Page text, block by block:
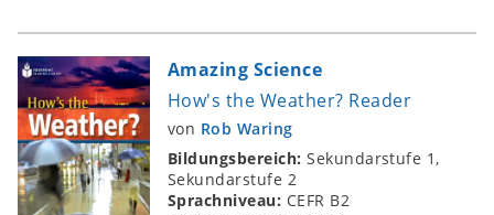
Amazing Science
How's the Weather? Reader
von Rob Waring
Bildungsbereich:Sekundarstufe 1,
Sekundarstufe 2
Sprachniveau: CEFR B2